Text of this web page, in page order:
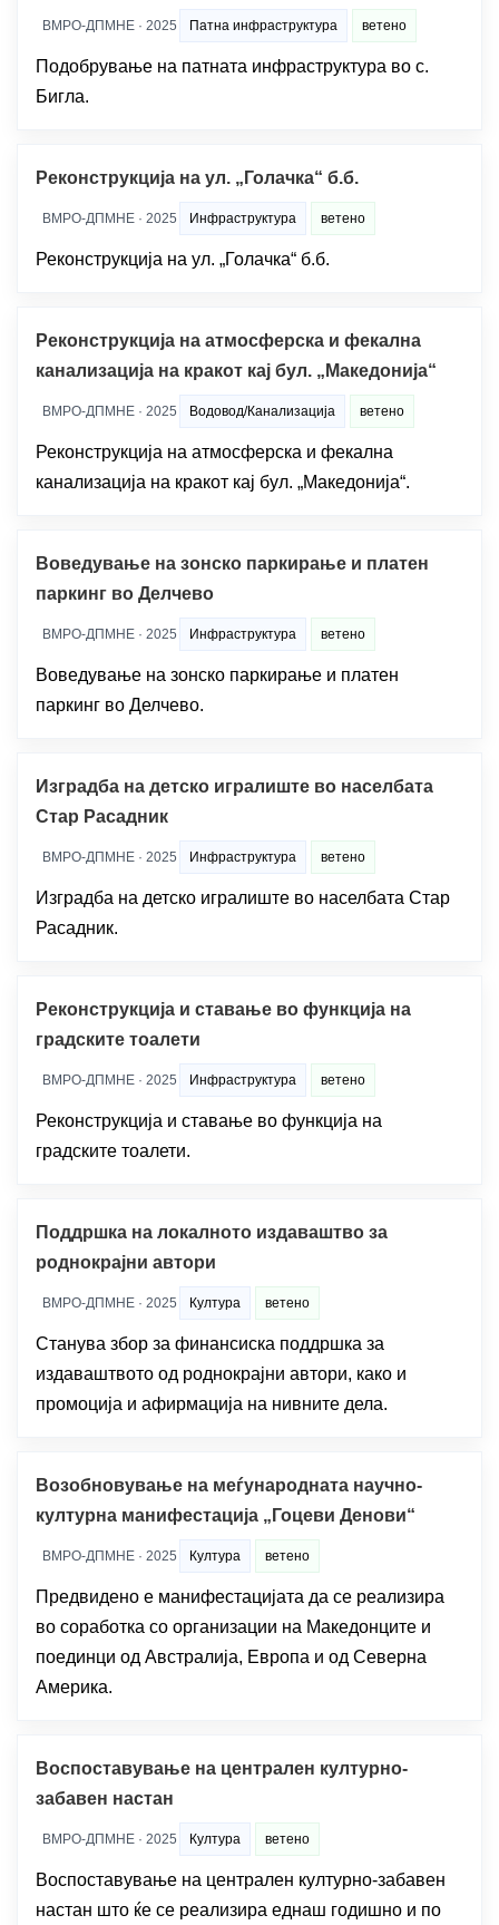
ВМРО-ДПМНЕ · 2025 Патна инфраструктура ветено
Подобрување на патната инфраструктура во с.
Бигла.
Реконструкција на ул. „Голачка“ б.б.
ВМРО-ДПМНЕ · 2025 Инфраструктура ветено
Реконструкција на ул. „Голачка“ б.б.
Реконструкција на атмосферска и фекална
канализација на кракот кај бул. „Македонија“
ВМРО-ДПМНЕ · 2025 Водовод/Канализација ветено
Реконструкција на атмосферска и фекална
канализација на кракот кај бул. „Македонија“.
Воведување на зонско паркирање и платен
паркинг во Делчево
ВМРО-ДПМНЕ · 2025 Инфраструктура ветено
Воведување на зонско паркирање и платен
паркинг во Делчево.
Изградба на детско игралиште во населбата
Стар Расадник
ВМРО-ДПМНЕ · 2025 Инфраструктура ветено
Изградба на детско игралиште во населбата Стар
Расадник.
Реконструкција и ставање во функција на
градските тоалети
ВМРО-ДПМНЕ · 2025 Инфраструктура ветено
Реконструкција и ставање во функција на
градските тоалети.
Поддршка на локалното издаваштво за
роднокрајни автори
ВМРО-ДПМНЕ · 2025 Култура ветено
Станува збор за финансиска поддршка за
издаваштвото од роднокрајни автори, како и
промоција и афирмација на нивните дела.
Возобновување на меѓународната научно-
културна манифестација „Гоцеви Денови“
ВМРО-ДПМНЕ · 2025 Култура ветено
Предвидено е манифестацијата да се реализира
во соработка со организации на Македонците и
поединци од Австралија, Европа и од Северна
Америка.
Воспоставување на централен културно-
забавен настан
ВМРО-ДПМНЕ · 2025 Култура ветено
Воспоставување на централен културно-забавен
настан што ќе се реализира еднаш годишно и по